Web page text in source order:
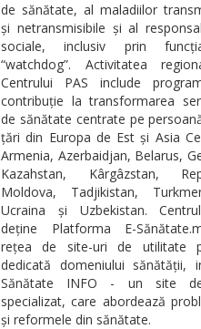
de sănătate, al maladiilor
și netransmisibile și al
sociale, inclusiv prin
“watchdog”. Activitatea
Centrului PAS include
contribuție la transformarea
de sănătate centrate pe
țări din Europa de Est și Asia
Armenia, Azerbaidjan, Belarus,
Kazahstan, Kârgâzstan,
Moldova, Tadjikistan,
Ucraina și Uzbekistan.
deține Platforma E-
rețea de site-uri de utilitate
dedicată domeniului sănătății,
Sănătate INFO - un site
specializat, care abordează
și reformele din sănătate.